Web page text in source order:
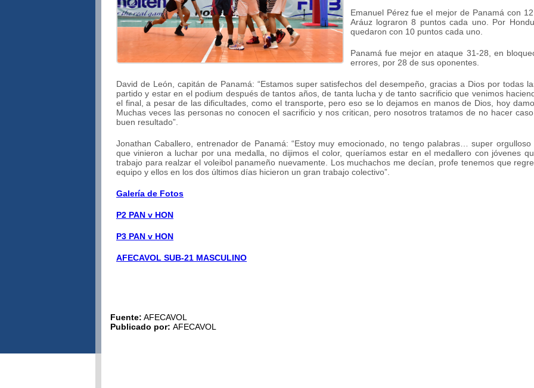
Emanuel Pérez fue el mejor de Panamá con
Aráuz lograron 8 puntos cada uno. Por
quedaron con 10 puntos cada uno.
Panamá fue mejor en ataque 31-28, en
errores, por 28 de sus oponentes.
David de León, capitán de Panamá: “Estamos super satisfechos del desempeño, gracias a Dios por todas
partido y estar en el podium después de tantos años, de tanta lucha y de tanto sacrificio que venimos
el final, a pesar de las dificultades, como el transporte, pero eso se lo dejamos en manos de Dios, hoy
Muchas veces las personas no conocen el sacrificio y nos critican, pero nosotros tratamos de no hacer
buen resultado”.
Jonathan Caballero, entrenador de Panamá: “Estoy muy emocionado, no tengo palabras… super
que vinieron a luchar por una medalla, no dijimos el color, queríamos estar en el medallero con jóvenes
trabajo para realzar el voleibol panameño nuevamente. Los muchachos me decían, profe tenemos que
equipo y ellos en los dos últimos días hicieron un gran trabajo colectivo”.
Galería de Fotos
P2 PAN v HON
P3 PAN v HON
AFECAVOL SUB-21 MASCULINO
Fuente: AFECAVOL
Publicado por: AFECAVOL